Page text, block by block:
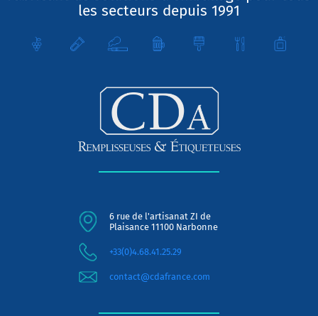
les secteurs depuis 1991
6 rue de l'artisanat ZI de
Plaisance 11100 Narbonne
+33(0)4.68.41.25.29
contact@cdafrance.com